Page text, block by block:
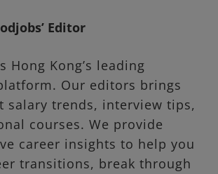
Editor
Hong Kong’s leading
Our editors brings
salary trends, interview tips,
courses. We provide
career insights to help you
transitions, break through